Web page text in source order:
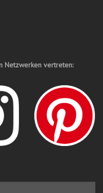
Netzwerken vertreten: